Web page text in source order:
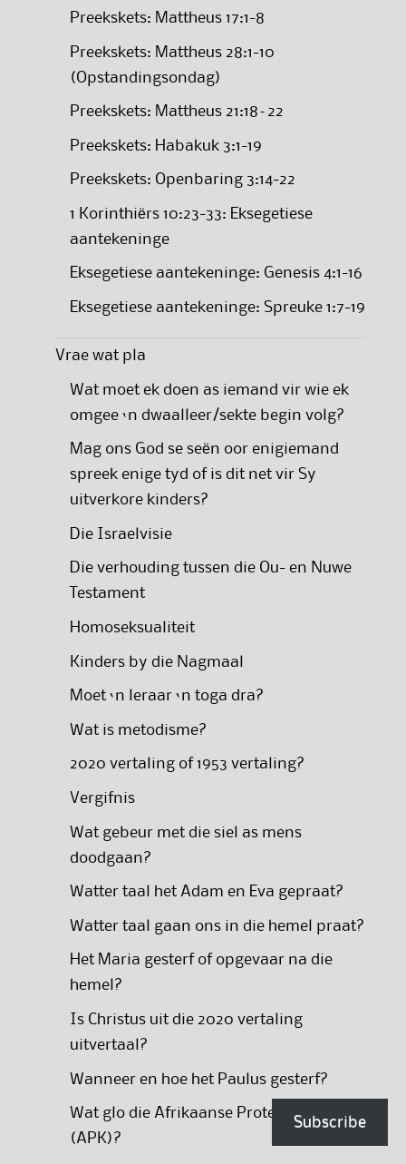
Preekskets: Mattheus 17:1-8
Preekskets: Mattheus 28:1-10
(Opstandingsondag)
Preekskets: Mattheus 21:18–22
Preekskets: Habakuk 3:1-19
Preekskets: Openbaring 3:14-22
1 Korinthiërs 10:23-33: Eksegetiese
aantekeninge
Eksegetiese aantekeninge: Genesis 4:1-16
Eksegetiese aantekeninge: Spreuke 1:7-19
Vrae wat pla
Wat moet ek doen as iemand vir wie ek
omgee ‘n dwaalleer/sekte begin volg?
Mag ons God se seën oor enigiemand
spreek enige tyd of is dit net vir Sy
uitverkore kinders?
Die Israelvisie
Die verhouding tussen die Ou- en Nuwe
Testament
Homoseksualiteit
Kinders by die Nagmaal
Moet ‘n leraar ‘n toga dra?
Wat is metodisme?
2020 vertaling of 1953 vertaling?
Vergifnis
Wat gebeur met die siel as mens
doodgaan?
Watter taal het Adam en Eva gepraat?
Watter taal gaan ons in die hemel praat?
Het Maria gesterf of opgevaar na die
hemel?
Is Christus uit die 2020 vertaling
uitvertaal?
Wanneer en hoe het Paulus gesterf?
Wat glo die Afrikaanse Protestantse Kerk
(APK)?
Subscribe